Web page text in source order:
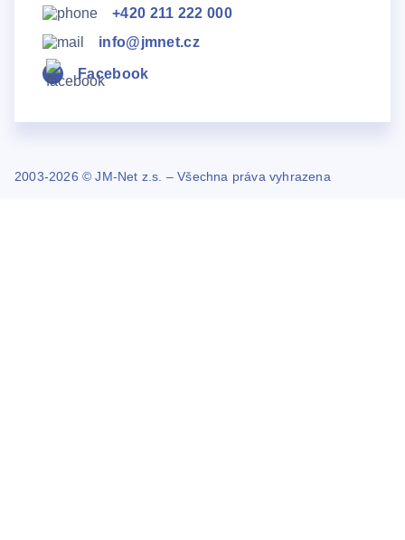
+420 211 222 000
info@jmnet.cz
Facebook
2003-2026 © JM-Net z.s. – Všechna práva vyhrazena